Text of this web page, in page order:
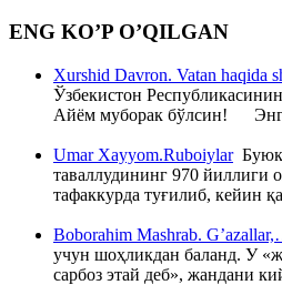
ENG KO’P O’QILGAN
Xurshid Davron. Vatan haqida
Ўзбекистон
Айём муборак бўлсин! Энг
Umar Xayyom.RuboiylarБуюк
таваллудининг 970 йиллиги
тафаккурда туғилиб, кейин
Boborahim Mashrab.
учун шоҳликдан баланд. У
сарбоз этай деб», жандани